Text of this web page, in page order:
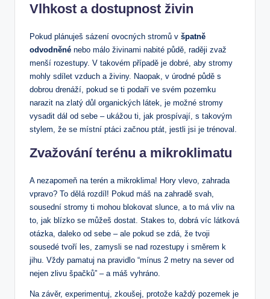
Vlhkost a dostupnost živin
Pokud plánuješ sázení ovocných stromů v špatně
odvodněné nebo málo živinami nabité půdě, raději zvaž
menší rozestupy. V takovém případě je dobré, aby stromy
mohly sdílet vzduch a živiny. Naopak, v úrodné půdě s
dobrou drenáží, pokud se ti podaří ve svém pozemku
narazit na zlatý důl organických látek, je možné stromy
vysadit dál od sebe – ukážou ti, jak prospívají, s takovým
stylem, že se místní ptáci začnou ptát, jestli jsi je trénoval.
Zvažování terénu a mikroklimatu
A nezapomeň na terén a mikroklima! Hory vlevo, zahrada
vpravo? To dělá rozdíl! Pokud máš na zahradě svah,
sousední stromy ti mohou blokovat slunce, a to má vliv na
to, jak blízko se můžeš dostat. Stakes to, dobrá víc látková
otázka, daleko od sebe – ale pokud se zdá, že tvoji
sousedé tvoří les, zamysli se nad rozestupy i směrem k
jihu. Vždy pamatuj na pravidlo “mínus 2 metry na sever od
nejen zlivu špačků” – a máš vyhráno.
Na závěr, experimentuj, zkoušej, protože každý pozemek je